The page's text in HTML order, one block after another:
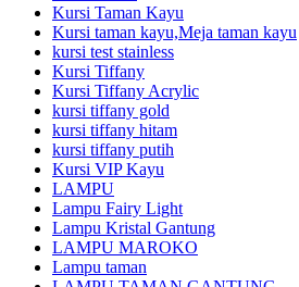
Kursi Taman Kayu
Kursi taman kayu,Meja taman kayu
kursi test stainless
Kursi Tiffany
Kursi Tiffany Acrylic
kursi tiffany gold
kursi tiffany hitam
kursi tiffany putih
Kursi VIP Kayu
LAMPU
Lampu Fairy Light
Lampu Kristal Gantung
LAMPU MAROKO
Lampu taman